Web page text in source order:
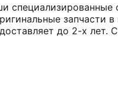
специализированные
запчасти
до 2-х лет.